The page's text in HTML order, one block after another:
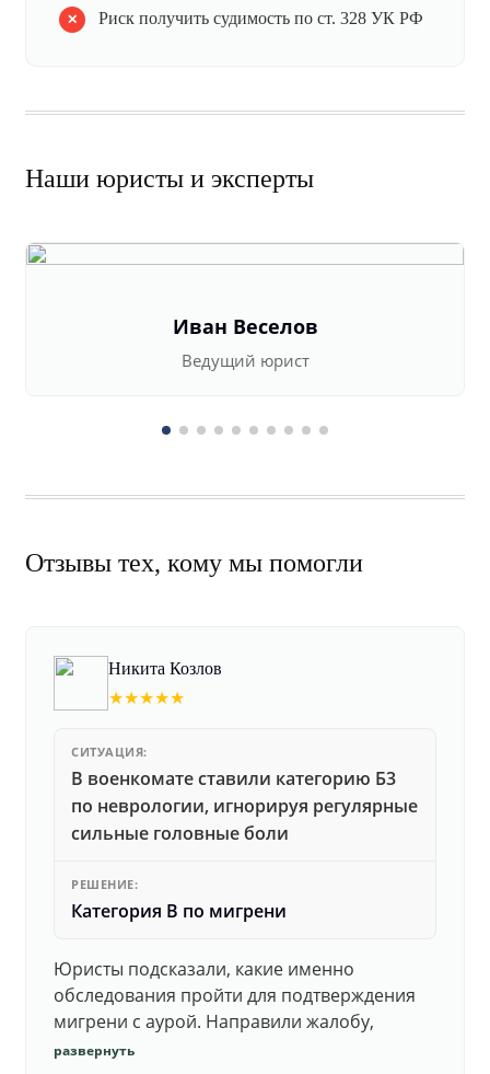
Риск получить судимость по ст. 328 УК РФ
Наши юристы и эксперты
Иван Веселов
Ведущий юрист
Отзывы тех, кому мы помогли
Никита Козлов
★★★★★
СИТУАЦИЯ:
В военкомате ставили категорию Б3
по неврологии, игнорируя регулярные
сильные головные боли
РЕШЕНИЕ:
Категория В по мигрени
Юристы подсказали, какие именно
обследования пройти для подтверждения
мигрени с аурой. Направили жалобу,
добились повторного осмотра и списания в
развернуть